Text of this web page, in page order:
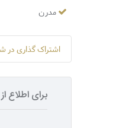
مدرن
اشتراک گذاری در
برای اطلاع